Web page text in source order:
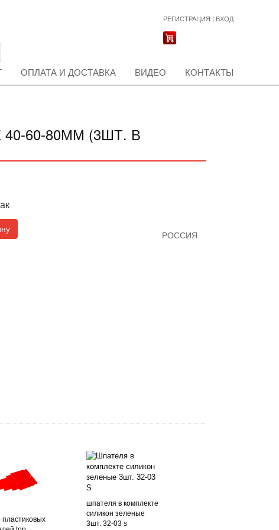
РЕГИСТРАЦИЯ | ВХОД
ОПЛАТА И ДОСТАВКА ВИДЕО КОНТАКТЫ
60-80ММ (3ШТ. В
РОССИЯ
пластиковых
шпателя в комплекте
силикон зеленые
3шт. 32-03 s